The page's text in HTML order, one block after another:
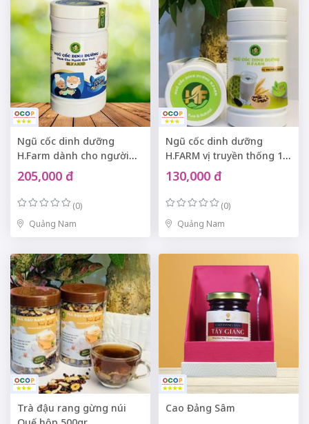
Ngũ cốc dinh dưỡng
H.Farm dành cho người
cao tuổi 16 hạt hộp 500gr
205,000 đ
(0)
Quảng Nam
Ngũ cốc dinh dưỡng
H.FARM vị truyền thống 14
hạt hộp 500gr
130,000 đ
(0)
Quảng Nam
Trà đậu rang gừng núi
Cao Đảng Sâm